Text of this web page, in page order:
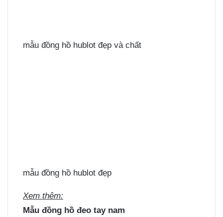
mẫu đồng hồ hublot đẹp và chất
mẫu đồng hồ hublot đẹp
Xem thêm:
Mẫu đồng hồ đeo tay nam